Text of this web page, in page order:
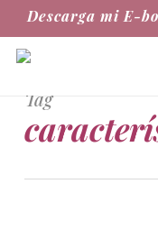
main
Descarga mi E-
Tag